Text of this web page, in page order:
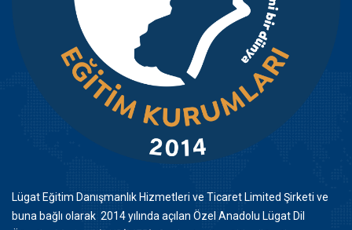
Lügat Eğitim Danışmanlık Hizmetleri ve Ticaret Limited Şirketi ve
buna bağlı olarak 2014 yılında açılan Özel Anadolu Lügat Dil